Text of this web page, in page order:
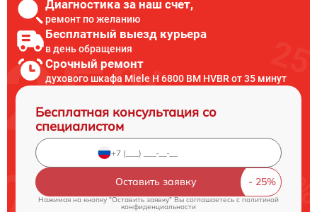
Диагностика за наш счет,
ремонт по желанию
Бесплатный выезд курьера
в день обращения
Срочный ремонт
духового шкафа Miele H 6800 BM HVBR от 35 минут
Бесплатная консультация со
специалистом
Оставить заявку
Нажимая на кнопку "Оставить заявку" Вы соглашаетесь cполитикой
конфиденциальности